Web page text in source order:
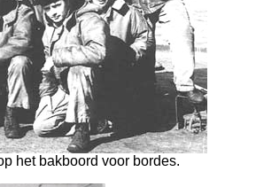
het bakboord voor bordes.